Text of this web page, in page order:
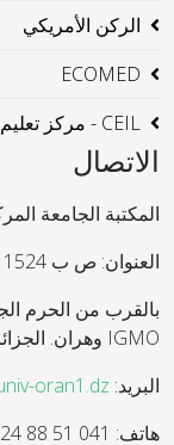
الركن الأمريكي
ECOMED
CEIL - مركز تعليم اللغة
الاتصال
المكتبة الجامعة
العنوان: ص ب 1524 المنور 31000 وهران
بالقرب من الحرم
IGMO وهران. الجزائر
البريد: oran1.dz
هاتف: 041 51 88 24